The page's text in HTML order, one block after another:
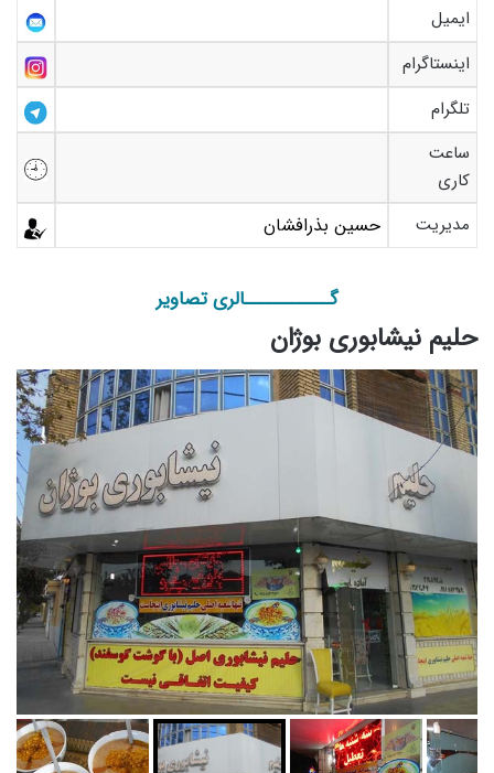
ایمیل
اینستاگرام
تلگرام
ساعت
کاری
مدیریت
حسین بذرافشان
گـــــــــــالری تصاویر
حلیم نیشابوری بوژان